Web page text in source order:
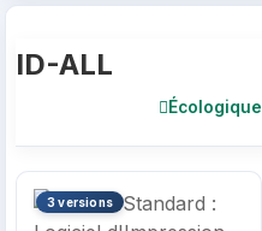
ID-ALL
Écologique
3 versions